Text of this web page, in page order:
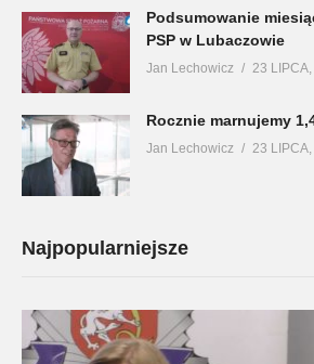
Podsumowanie
PSP w Lubaczowie
Jan Lechowicz 23
Rocznie marnujemy
Jan Lechowicz 23
Najpopularniejsze